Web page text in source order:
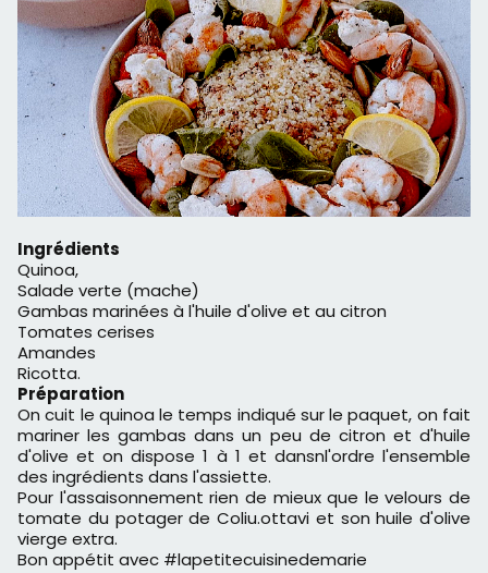
Ingrédients
Quinoa,
Salade verte (mache)
Gambas marinées à l'huile d'olive et au citron
Tomates cerises
Amandes
Ricotta.
Préparation
On cuit le quinoa le temps indiqué sur le paquet, on fait
mariner les gambas dans un peu de citron et d'huile
d'olive et on dispose 1 à 1 et dansnl'ordre l'ensemble
des ingrédients dans l'assiette.
Pour l'assaisonnement rien de mieux que le velours de
tomate du potager de Coliu.ottavi et son huile d'olive
vierge extra.
Bon appétit avec #lapetitecuisinedemarie